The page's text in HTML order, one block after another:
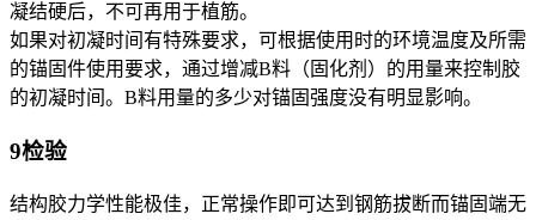
凝结硬后，不可再用于植筋。
如果对初凝时间有特殊要求，可根据使用时的环境温度及所需
的锚固件使用要求，通过增减B料（固化剂）的用量来控制胶
的初凝时间。B料用量的多少对锚固强度没有明显影响。
9检验
结构胶力学性能极佳，正常操作即可达到钢筋拔断而锚固端无